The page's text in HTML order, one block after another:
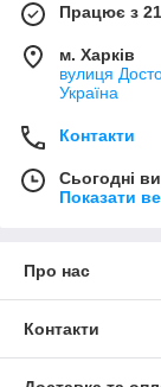
Працює з
м. Харків
вулиця
Україна
Контакти
Сьогодні
Показати
Про нас
Контакти